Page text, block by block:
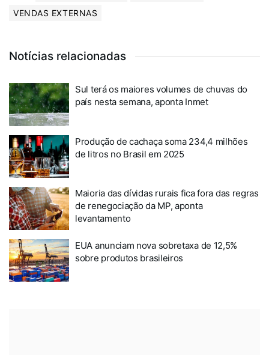
VENDAS EXTERNAS
Notícias relacionadas
Sul terá os maiores volumes de chuvas do
país nesta semana, aponta Inmet
Produção de cachaça soma 234,4 milhões
de litros no Brasil em 2025
Maioria das dívidas rurais fica fora das regras
de renegociação da MP, aponta
levantamento
EUA anunciam nova sobretaxa de 12,5%
sobre produtos brasileiros